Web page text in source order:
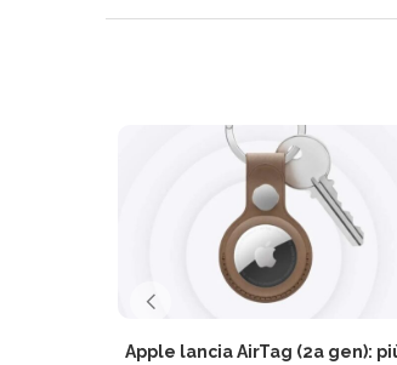
Apple lancia AirTag (2a gen):